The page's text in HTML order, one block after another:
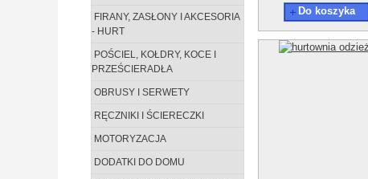
FIRANY, ZASŁONY I AKCESORIA
- HURT
POŚCIEL, KOŁDRY, KOCE I
PRZEŚCIERADŁA
OBRUSY I SERWETY
RĘCZNIKI I ŚCIERECZKI
MOTORYZACJA
DODATKI DO DOMU
Do koszyka